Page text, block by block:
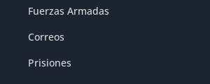
Fuerzas Armadas
Correos
Prisiones